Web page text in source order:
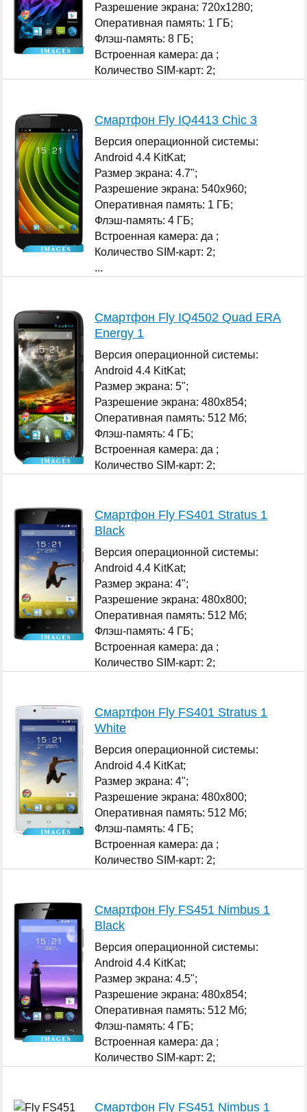
Разрешение экрана: 720x1280;
Оперативная память: 1 ГБ;
Флэш-память: 8 ГБ;
Встроенная камера: да ;
Количество SIM-карт: 2;
Смартфон Fly IQ4413 Chic 3
Версия операционной системы:
Android 4.4 KitKat;
Размер экрана: 4.7";
Разрешение экрана: 540x960;
Оперативная память: 1 ГБ;
Флэш-память: 4 ГБ;
Встроенная камера: да ;
Количество SIM-карт: 2;
...
Смартфон Fly IQ4502 Quad ERA
Energy 1
Версия операционной системы:
Android 4.4 KitKat;
Размер экрана: 5";
Разрешение экрана: 480x854;
Оперативная память: 512 Мб;
Флэш-память: 4 ГБ;
Встроенная камера: да ;
Количество SIM-карт: 2;
Смартфон Fly FS401 Stratus 1
Black
Версия операционной системы:
Android 4.4 KitKat;
Размер экрана: 4";
Разрешение экрана: 480x800;
Оперативная память: 512 Мб;
Флэш-память: 4 ГБ;
Встроенная камера: да ;
Количество SIM-карт: 2;
Смартфон Fly FS401 Stratus 1
White
Версия операционной системы:
Android 4.4 KitKat;
Размер экрана: 4";
Разрешение экрана: 480x800;
Оперативная память: 512 Мб;
Флэш-память: 4 ГБ;
Встроенная камера: да ;
Количество SIM-карт: 2;
Смартфон Fly FS451 Nimbus 1
Black
Версия операционной системы:
Android 4.4 KitKat;
Размер экрана: 4.5";
Разрешение экрана: 480x854;
Оперативная память: 512 Мб;
Флэш-память: 4 ГБ;
Встроенная камера: да ;
Количество SIM-карт: 2;
Смартфон Fly FS451 Nimbus 1